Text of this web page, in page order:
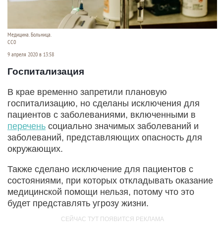
Медицина. Больница.
CC0
9 апреля 2020 в 13:58
Госпитализация
В крае временно запретили плановую
госпитализацию, но сделаны исключения для
пациентов с заболеваниями, включенными в
перечень социально значимых заболеваний и
заболеваний, представляющих опасность для
окружающих.
Также сделано исключение для пациентов с
состояниями, при которых откладывать оказание
медицинской помощи нельзя, потому что это
будет представлять угрозу жизни.